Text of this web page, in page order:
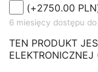
(+2750.00 PLN
6 miesięcy dostępu
TEN PRODUKT
ELEKTRONICZNEJ